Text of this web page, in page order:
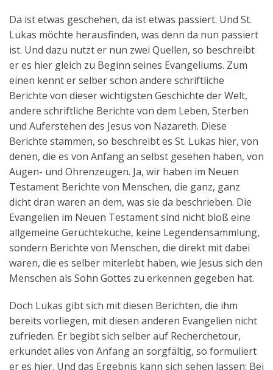
Da ist etwas geschehen, da ist etwas passiert. Und St.
Lukas möchte herausfinden, was denn da nun passiert
ist. Und dazu nutzt er nun zwei Quellen, so beschreibt
er es hier gleich zu Beginn seines Evangeliums. Zum
einen kennt er selber schon andere schriftliche
Berichte von dieser wichtigsten Geschichte der Welt,
andere schriftliche Berichte von dem Leben, Sterben
und Auferstehen des Jesus von Nazareth. Diese
Berichte stammen, so beschreibt es St. Lukas hier, von
denen, die es von Anfang an selbst gesehen haben, von
Augen- und Ohrenzeugen. Ja, wir haben im Neuen
Testament Berichte von Menschen, die ganz, ganz
dicht dran waren an dem, was sie da beschrieben. Die
Evangelien im Neuen Testament sind nicht bloß eine
allgemeine Gerüchteküche, keine Legendensammlung,
sondern Berichte von Menschen, die direkt mit dabei
waren, die es selber miterlebt haben, wie Jesus sich den
Menschen als Sohn Gottes zu erkennen gegeben hat.
Doch Lukas gibt sich mit diesen Berichten, die ihm
bereits vorliegen, mit diesen anderen Evangelien nicht
zufrieden. Er begibt sich selber auf Recherchetour,
erkundet alles von Anfang an sorgfältig, so formuliert
er es hier. Und das Ergebnis kann sich sehen lassen: Bei